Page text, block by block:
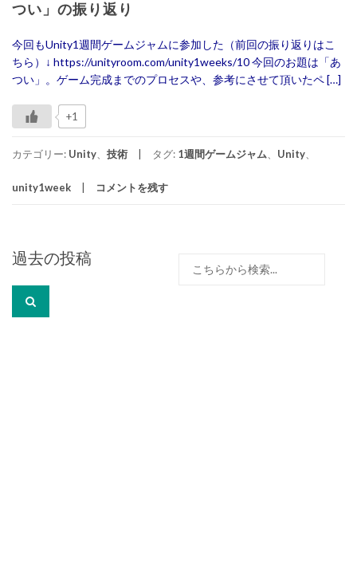
つい」の振り返り
今回もUnity1週間ゲームジャムに参加した（前回の振り返りはこ
ちら）↓ https://unityroom.com/unity1weeks/10 今回のお題は「あ
つい」。ゲーム完成までのプロセスや、参考にさせて頂いたペ […]
+1
カテゴリー: Unity 技術 タグ: 1週間ゲームジャム Unity
unity1week コメントを残す
投
稿
ナ
ビ
過去の投稿